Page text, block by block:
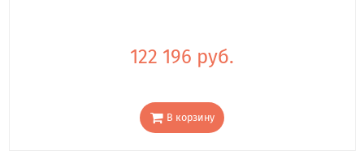
122 196 руб.
В корзину